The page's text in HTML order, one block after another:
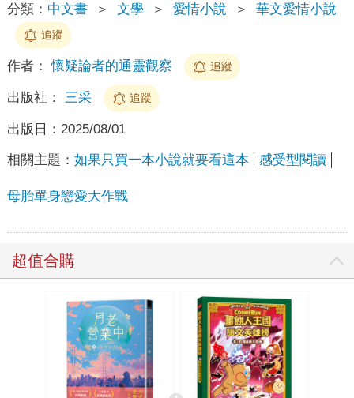
分類： 中文書 ＞ 文學 ＞ 愛情小說 ＞ 華文愛情小說
追蹤
作者： 懷疑論者的通靈觀察 追蹤
出版社： 三采 追蹤
出版日： 2025/08/01
相關主題： 如果只買一本小說就要看這本 感受型閱讀
母胎單身戀愛大作戰
超值合購